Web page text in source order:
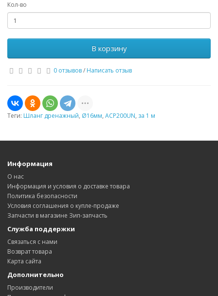
Кол-во
В корзину
0 отзывов/ Написать отзыв
Теги: Шланг дренажный, Ø16мм, ACP200UN, за 1 м
Информация
О нас
Информация и условия о доставке товара
Политика безопасности
Условия соглашения о купле-продаже
Запчасти в магазине Зип-запчасть
Служба поддержки
Связаться с нами
Возврат товара
Карта сайта
Дополнительно
Производители